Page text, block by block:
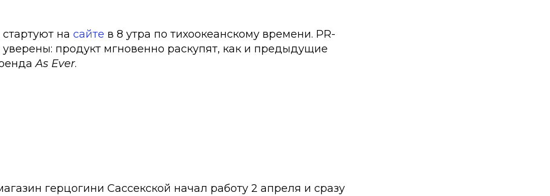
на сайте в 8 утра по тихоокеанскому времени. PR-
уверены: продукт мгновенно раскупят, как и предыдущие
As Ever.
герцогини Сассекской начал работу 2 апреля и сразу